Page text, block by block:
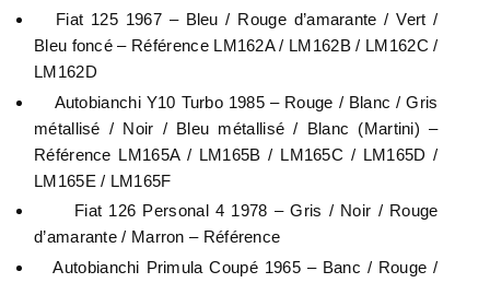
Fiat 125 1967 – Bleu / Rouge d’amarante / Vert /
Bleu foncé – Référence LM162A / LM162B / LM162C /
LM162D
Autobianchi Y10 Turbo 1985 – Rouge / Blanc / Gris
métallisé / Noir / Bleu métallisé / Blanc (Martini) –
Référence LM165A / LM165B / LM165C / LM165D /
LM165E / LM165F
Fiat 126 Personal 4 1978 – Gris / Noir / Rouge
d’amarante / Marron – Référence
Autobianchi Primula Coupé 1965 – Banc / Rouge /